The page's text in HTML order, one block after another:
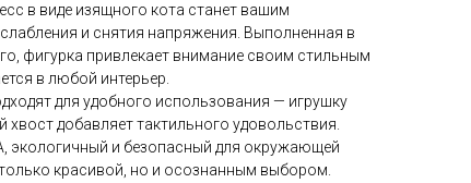
в виде изящного кота станет вашим
и снятия напряжения. Выполненная в
фигурка привлекает внимание своим стильным
в любой интерьер.
для удобного использования — игрушку
хвост добавляет тактильного удовольствия.
экологичный и безопасный для окружающей
только красивой, но и осознанным выбором.